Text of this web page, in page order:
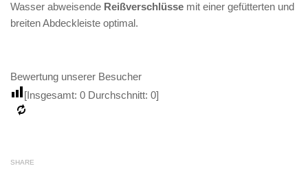
Wasser abweisende Reißverschlüsse mit einer gefütterten und
breiten Abdeckleiste optimal.
Bewertung unserer Besucher
[Insgesamt: 0 Durchschnitt: 0]
SHARE